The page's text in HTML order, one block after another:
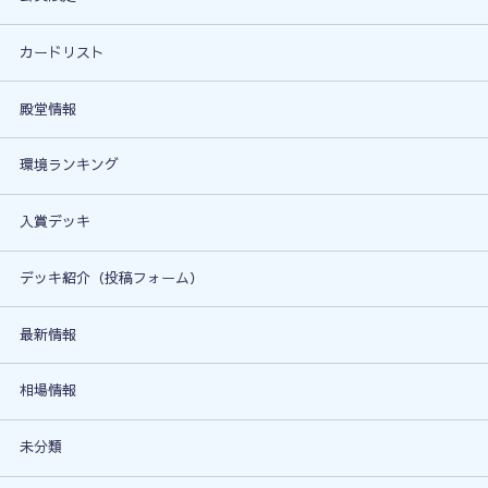
カードリスト
殿堂情報
環境ランキング
入賞デッキ
デッキ紹介（投稿フォーム）
最新情報
相場情報
未分類